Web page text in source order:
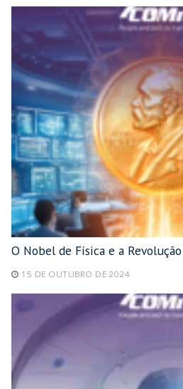
O Nobel de Física e a
15 DE OUTUBRO DE 2024